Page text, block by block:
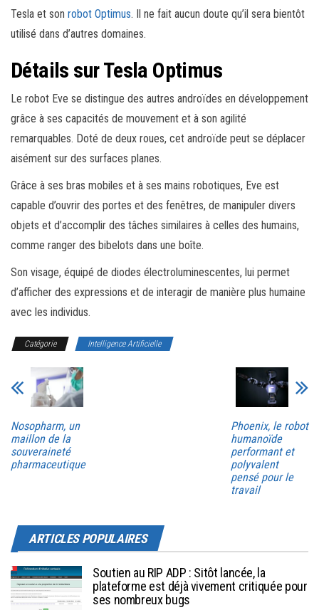
Tesla et son robot Optimus. Il ne fait aucun doute qu’il sera bientôt
utilisé dans d’autres domaines.
Détails sur Tesla Optimus
Le robot Eve se distingue des autres androïdes en développement
grâce à ses capacités de mouvement et à son agilité
remarquables. Doté de deux roues, cet androïde peut se déplacer
aisément sur des surfaces planes.
Grâce à ses bras mobiles et à ses mains robotiques, Eve est
capable d’ouvrir des portes et des fenêtres, de manipuler divers
objets et d’accomplir des tâches similaires à celles des humains,
comme ranger des bibelots dans une boîte.
Son visage, équipé de diodes électroluminescentes, lui permet
d’afficher des expressions et de interagir de manière plus humaine
avec les individus.
Catégorie Intelligence Artificielle
Nosopharm, un
maillon de la
souveraineté
pharmaceutique
Phoenix, le robot
humanoïde
performant et
polyvalent
pensé pour le
travail
ARTICLES POPULAIRES
Soutien au RIP ADP : Sitôt lancée, la
plateforme est déjà vivement critiquée pour
ses nombreux bugs